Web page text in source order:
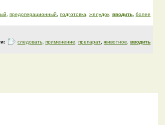
, предоперационный, подготовка, желудок, вводить, более
следовать, применение, препарат, животное, вводить